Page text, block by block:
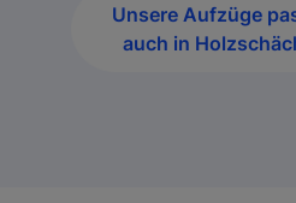
Unsere Aufzüge
auch in